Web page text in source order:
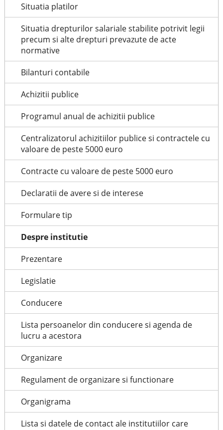
Situatia platilor
Situatia drepturilor salariale stabilite potrivit legii
precum si alte drepturi prevazute de acte
normative
Bilanturi contabile
Achizitii publice
Programul anual de achizitii publice
Centralizatorul achizitiilor publice si contractele cu
valoare de peste 5000 euro
Contracte cu valoare de peste 5000 euro
Declaratii de avere si de interese
Formulare tip
Despre institutie
Prezentare
Legislatie
Conducere
Lista persoanelor din conducere si agenda de
lucru a acestora
Organizare
Regulament de organizare si functionare
Organigrama
Lista si datele de contact ale institutiilor care